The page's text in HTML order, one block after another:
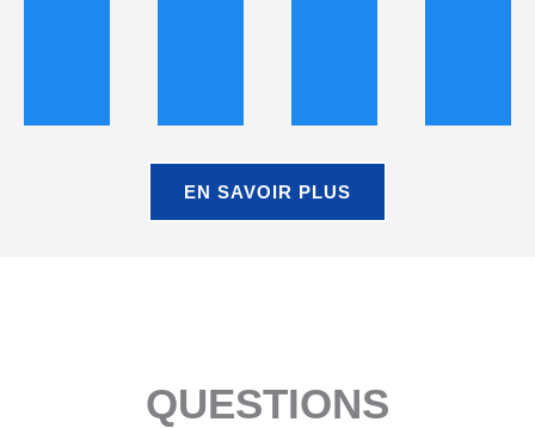
EN SAVOIR PLUS
QUESTIONS